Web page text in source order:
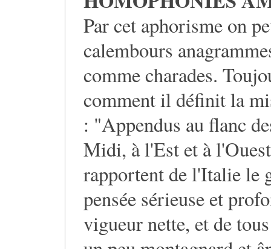
Par cet aphorisme on
calembours
comme charades.
comment il définit la
: "Appendus au flanc
Midi, à l'Est et à
rapportent de l'Italie le
pensée sérieuse et
vigueur nette, et de